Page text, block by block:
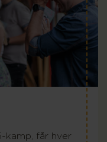
kamp, får hver